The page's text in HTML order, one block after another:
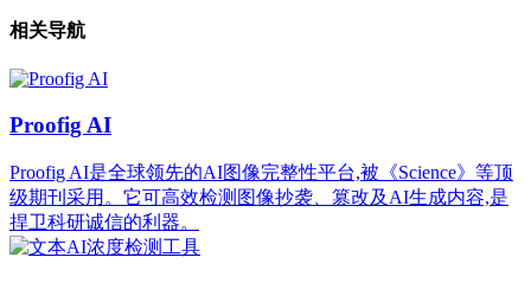
相关导航
Proofig AI
Proofig AI是全球领先的AI图像完整性平台,被《Science》等顶
级期刊采用。它可高效检测图像抄袭、篡改及AI生成内容,是
捍卫科研诚信的利器。